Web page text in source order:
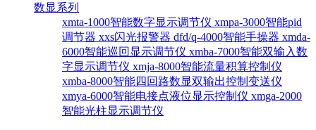
数显系列
xmta-1000智能数字显示调节仪 xmpa-3000智能pid
调节器 xxs闪光报警器 dfd/q-4000智能手操器 xmda-
6000智能巡回显示调节仪 xmba-7000智能双输入数
字显示调节仪 xmja-8000智能流量积算控制仪
xmba-8000智能四回路数显双输出控制变送仪
xmya-6000智能电接点液位显示控制仪 xmga-2000
智能光柱显示调节仪